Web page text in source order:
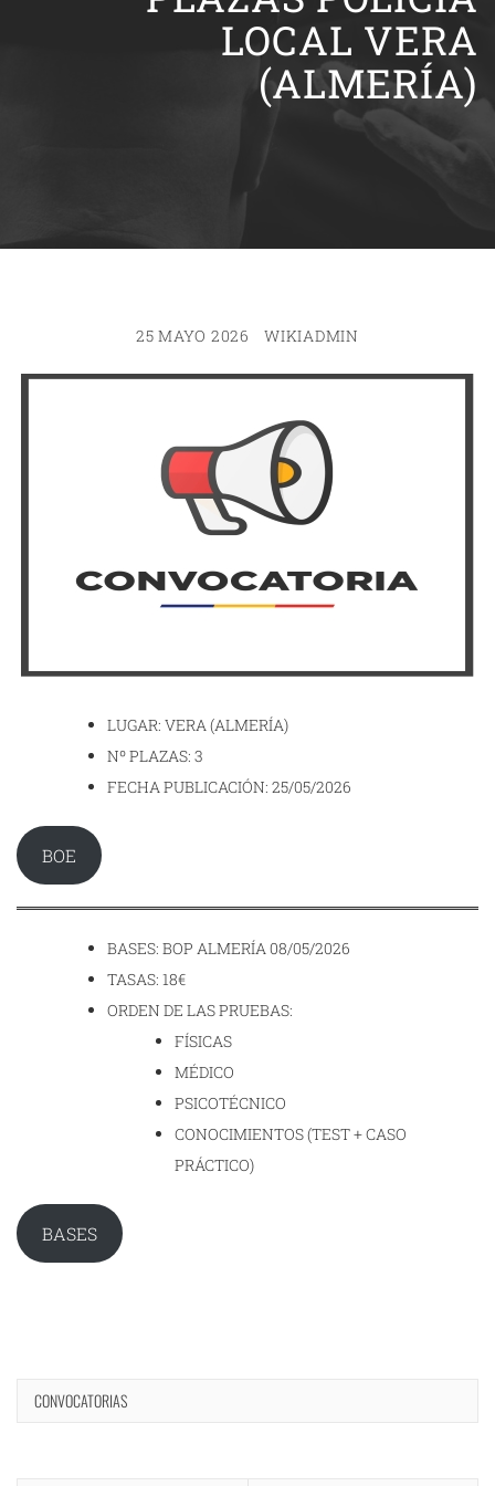
LOCAL VERA
(ALMERÍA)
25 MAYO 2026 WIKIADMIN
LUGAR: VERA (ALMERÍA)
Nº PLAZAS: 3
FECHA PUBLICACIÓN: 25/05/2026
BOE
BASES: BOP ALMERÍA 08/05/2026
TASAS: 18€
ORDEN DE LAS PRUEBAS:
FÍSICAS
MÉDICO
PSICOTÉCNICO
CONOCIMIENTOS (TEST + CASO
PRÁCTICO)
BASES
CONVOCATORIAS